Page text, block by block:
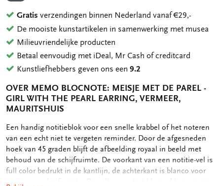
Gratis verzendingen binnen Nederland vanaf €29,-
De mooiste kunstartikelen in samenwerking met musea
Milieuvriendelijke producten
Betaal eenvoudig met iDeal, Mr Cash of creditcard
Kunstliefhebbers geven ons een9.2
OVER MEMO BLOCNOTE: MEISJE MET DE PAREL -
GIRL WITH THE PEARL EARRING, VERMEER,
MAURITSHUIS
OMSCHRIJVING
Een handig notitieblok voor een snelle krabbel of het noteren
van een echt niet te vergeten reminder. Door de afgesneden
hoek van 45 graden blijft de afbeelding royaal in beeld met
behoud van de schijfruimte. De voorkant van een notitie-vel is
full color bedrukt in de kantlijn, de achterkant is blanco voor